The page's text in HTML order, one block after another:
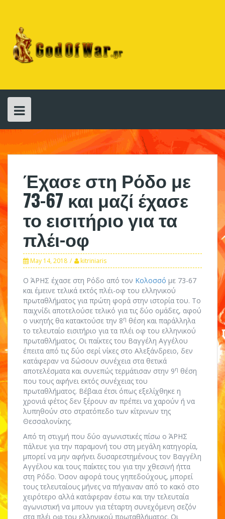
content
Έχασε στη Ρόδο με
73-67 και μαζί έχασε
το εισιτήριο για τα
πλέι-οφ
May 14, 2018 kitriniaris
Ο ΆΡΗΣ έχασε στη Ρόδο από τον Κολοσσό με 73-67
και έμεινε τελικά εκτός πλέι-οφ του ελληνικού
πρωταθλήματος για πρώτη φορά στην ιστορία του. Το
παιχνίδι αποτελούσε τελικό για τις δύο ομάδες, αφού
ο νικητής θα κατακτούσε την 8η θέση και παράλληλα
το τελευταίο εισιτήριο για τα πλέι οφ του ελληνικού
πρωταθλήματος. Οι παίκτες του Βαγγέλη Αγγέλου
έπειτα από τις δύο σερί νίκες στο Αλεξάνδρειο, δεν
κατάφεραν να δώσουν συνέχεια στα θετικά
αποτελέσματα και συνεπώς τερμάτισαν στην 9η θέση
που τους αφήνει εκτός συνέχειας του
πρωταθλήματος. Βέβαια έτσι όπως εξελίχθηκε η
χρονιά φέτος δεν ξέρουν αν πρέπει να χαρούν ή να
λυπηθούν στο στρατόπεδο των κίτρινων της
Θεσσαλονίκης.
Από τη στιγμή που δύο αγωνιστικές πίσω ο ΆΡΗΣ
πάλευε για την παραμονή του στη μεγάλη κατηγορία,
μπορεί να μην αφήνει δυσαρεστημένους τον Βαγγέλη
Αγγέλου και τους παίκτες του για την χθεσινή ήττα
στη Ρόδο. Όσον αφορά τους γηπεδούχους, μπορεί
τους τελευταίους μήνες να πήγαιναν από το κακό στο
χειρότερο αλλά κατάφεραν έστω και την τελευταία
αγωνιστική να μπουν για τέταρτη συνεχόμενη σεζόν
στα πλέι οφ του ελληνικού πρωταθλήματος. Οι